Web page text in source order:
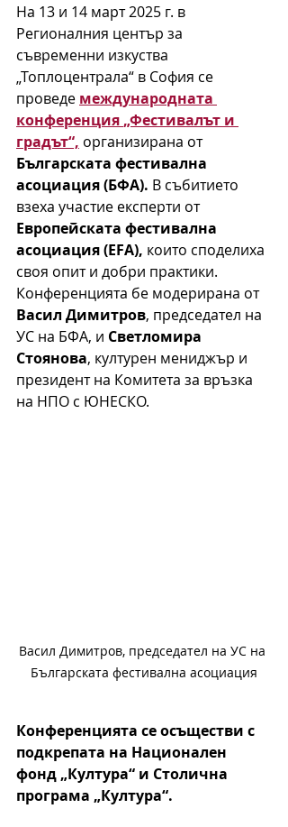
На 13 и 14 март 2025 г. в
Регионалния център за
съвременни изкуства
„Топлоцентрала“ в София се
проведе международната
конференция „Фестивалът и
градът“, организирана от
Българската фестивална
асоциация (БФА). В събитието
взеха участие експерти от
Европейската фестивална
асоциация (EFA), които споделиха
своя опит и добри практики.
Конференцията бе модерирана от
Васил Димитров, председател на
УС на БФА, и Светломира
Стоянова, културен мениджър и
президент на Комитета за връзка
на НПО с ЮНЕСКО.
Васил Димитров, председател на УС на
Българската фестивална асоциация
Конференцията се осъществи с
подкрепата на Национален
фонд „Култура“ и Столична
програма „Култура“.